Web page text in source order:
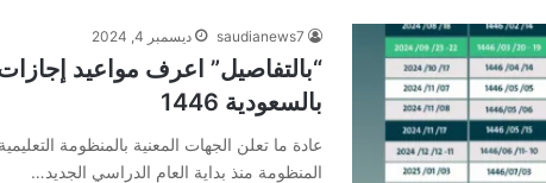
saudianews7 ديسمبر 4, 2024
“بالتفاصيل” اعرف مواعيد
بالسعودية 1446
عادة ما تعلن الجهات المعنية بالمنظومة
المنظومة منذ بداية العام الدراسي الجديد…